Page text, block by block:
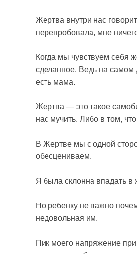
Жертва внутри нас
перепробовала, мне
Когда мы чувствуем себя
сделанное. Ведь на самом
есть мама.
Жертва — это такое
нас мучить. Либо в том,
В Жертве мы с одной
обесцениваем.
Я была склонна впадать в
Но ребенку не важно
недовольная им.
Пик моего напряжение